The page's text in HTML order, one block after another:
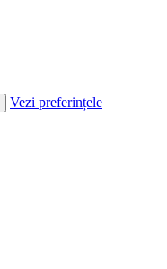
Vezi preferințele